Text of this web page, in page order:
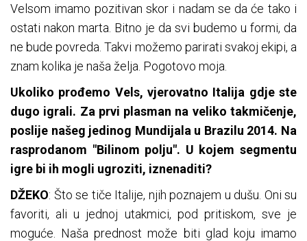
Velsom imamo pozitivan skor i nadam se da će tako i
ostati nakon marta. Bitno je da svi budemo u formi, da
ne bude povreda. Takvi možemo parirati svakoj ekipi, a
znam kolika je naša želja. Pogotovo moja.
Ukoliko prođemo Vels, vjerovatno Italija gdje ste
dugo igrali. Za prvi plasman na veliko takmičenje,
poslije našeg jedinog Mundijala u Brazilu 2014. Na
rasprodanom "Bilinom polju". U kojem segmentu
igre bi ih mogli ugroziti, iznenaditi?
DŽEKO: Što se tiče Italije, njih poznajem u dušu. Oni su
favoriti, ali u jednoj utakmici, pod pritiskom, sve je
moguće. Naša prednost može biti glad koju imamo